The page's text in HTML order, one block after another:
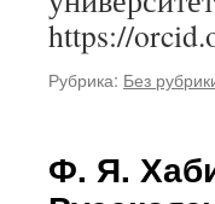
https://
Рубрика: Без
Ф. Я.